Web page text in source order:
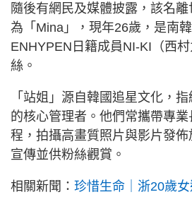
隨後有網民及媒體披露，該名
為「Mina」，現年26歲，是南
ENHYPEN日籍成員NI-KI（西
絲。
「站姐」源自韓國追星文化，
的核心管理者。他們常攜帶專
程，拍攝高畫質照片與影片發
宣傳並供粉絲觀賞。
相關新聞： 珍惜生命｜浙20歲